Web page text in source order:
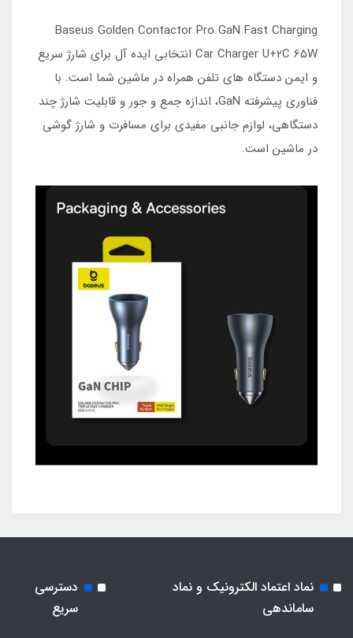
Baseus Golden Contactor Pro GaN Fast Charging
Car Charger U+2C 65W انتخابی ایده آل برای شارژ سریع
و ایمن دستگاه های تلفن همراه در ماشین شما است. با
فناوری پیشرفته GaN، اندازه جمع و جور و قابلیت شارژ چند
دستگاهی، لوازم جانبی مفیدی برای مسافرت و شارژ گوشی
در ماشین است.
نماد اعتماد الکترونیک و نماد
ساماندهی
دسترسی
سریع